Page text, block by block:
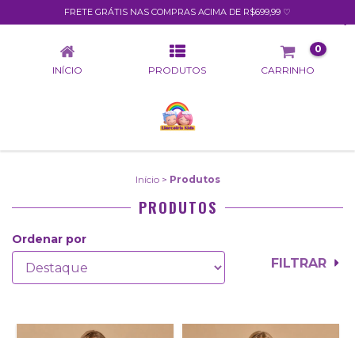
FRETE GRÁTIS NAS COMPRAS ACIMA DE R$699,99 ♡
PRODUTOS
INÍCIO PRODUTOS CARRINHO
0
Início > Produtos
PRODUTOS
Ordenar por
FILTRAR